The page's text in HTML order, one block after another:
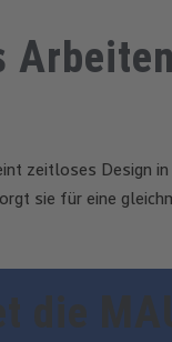
zeitloses Design
sie für eine
die